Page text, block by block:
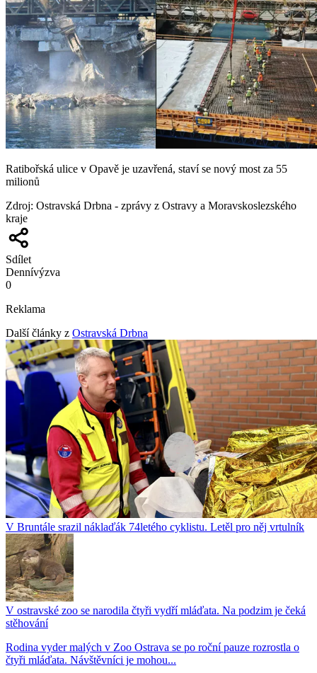
Ratibořská ulice v Opavě je uzavřená, staví se nový most za 55
milionů
Zdroj: Ostravská Drbna - zprávy z Ostravy a Moravskoslezského
kraje
Sdílet
Dennívýzva
0
Reklama
Další články z Ostravská Drbna
V Bruntále srazil náklaďák 74letého cyklistu. Letěl pro něj vrtulník
V ostravské zoo se narodila čtyři vydří mláďata. Na podzim je čeká
stěhování
Rodina vyder malých v Zoo Ostrava se po roční pauze rozrostla o
čtyři mláďata. Návštěvníci je mohou...